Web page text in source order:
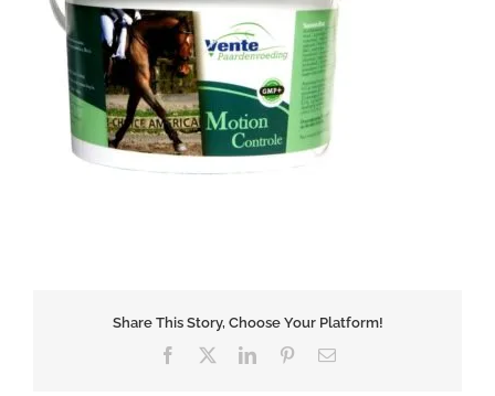
Share This Story, Choose Your Platform!
Facebook LinkedInPinterest
E-